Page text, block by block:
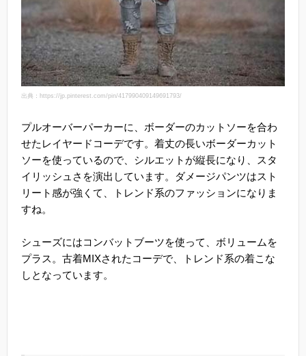
出典：https://jp.pinterest.com/pin/417990409149691793/
プルオーバーパーカーに、ボーダーのカットソーを合わ
せたレイヤードコーデです。着丈の長いボーダーカット
ソーを使っているので、シルエットが縦長になり、スタ
イリッシュさを演出しています。ダメージパンツはスト
リート感が強くて、トレンド系のファッションになりま
すね。
シューズにはコンバットブーツを使って、ボリュームを
プラス。古着MIXされたコーデで、トレンド系の着こな
しとなっています。